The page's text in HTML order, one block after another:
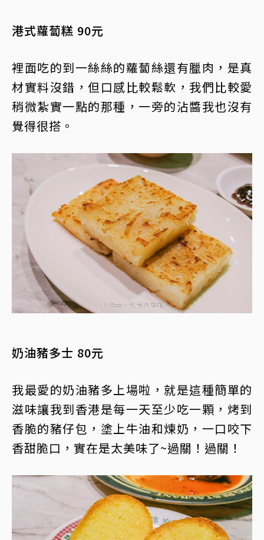
港式蘿蔔糕 90元
裡面吃的到一絲絲的蘿蔔絲還有臘肉，是真
材實料沒錯，但口感比較鬆軟，我們比較愛
稍微紮實一點的那種，一旁的沾醬我也沒有
覺得很搭。
奶油豬多士 80元
我最愛的奶油豬多上場啦，就是這種簡單的
滋味讓我到香港是每一天至少吃一顆，烤到
香脆的豬仔包，塗上牛油和煉奶，一口咬下
香甜脆口，實在是太美味了~過關！過關！